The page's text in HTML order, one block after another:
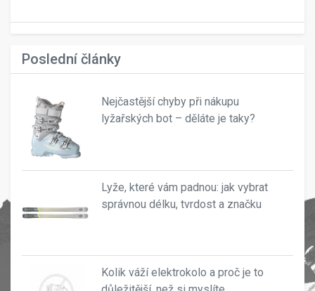
Poslední články
Nejčastější chyby při nákupu
lyžařských bot – děláte je taky?
Lyže, které vám padnou: jak vybrat
správnou délku, tvrdost a značku
Kolik váží elektrokolo a proč je to